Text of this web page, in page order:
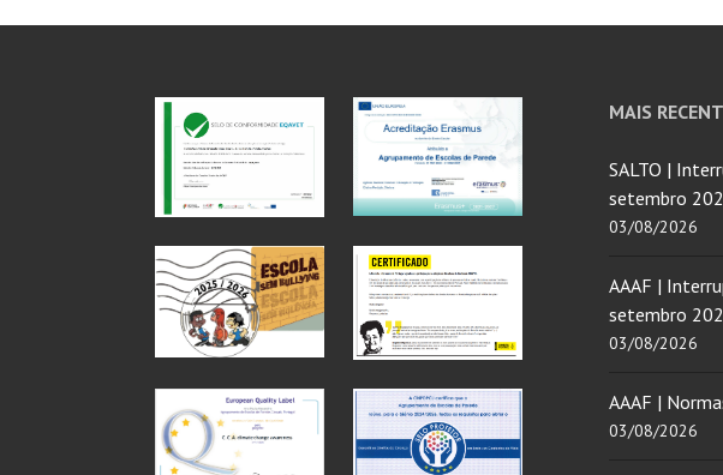
MAIS
SALTO |
setembro
03/08/2026
AAAF |
setembro
03/08/2026
AAAF |
03/08/2026